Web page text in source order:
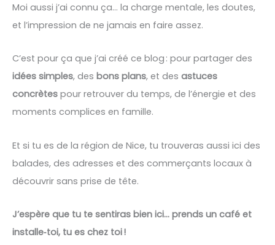
Moi aussi j’ai connu ça… la charge mentale, les doutes,
et l’impression de ne jamais en faire assez.
C’est pour ça que j’ai créé ce blog : pour partager des
idées simples, des bons plans, et des astuces
concrètes pour retrouver du temps, de l’énergie et des
moments complices en famille.
Et si tu es de la région de Nice, tu trouveras aussi ici des
balades, des adresses et des commerçants locaux à
découvrir sans prise de tête.
J’espère que tu te sentiras bien ici… prends un café et
installe‑toi, tu es chez toi !